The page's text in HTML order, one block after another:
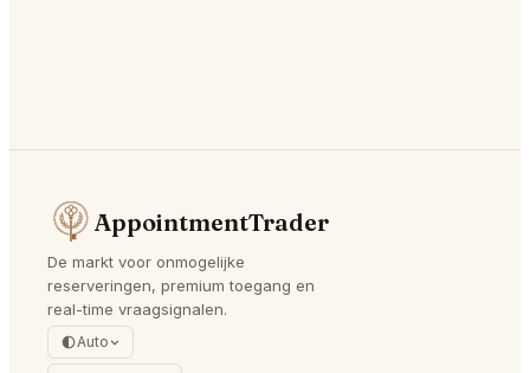
AppointmentTrader
De markt voor onmogelijke
reserveringen, premium toegang en
real-time vraagsignalen.
Auto